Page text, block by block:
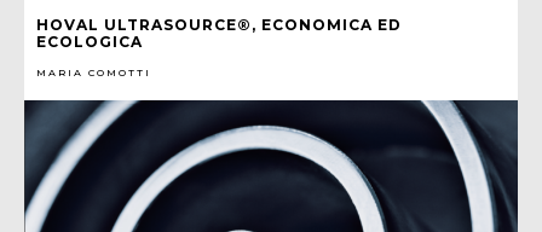
HOVAL ULTRASOURCE®, ECONOMICA ED
ECOLOGICA
MARIA COMOTTI